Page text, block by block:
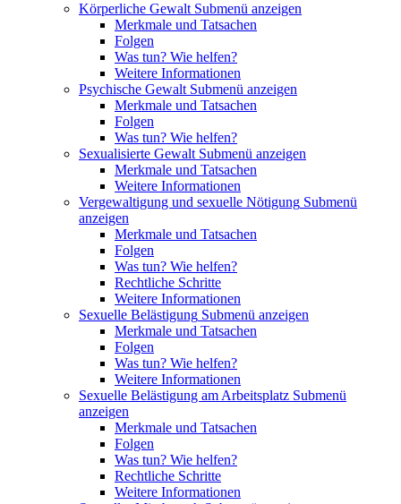
Körperliche Gewalt Submenü anzeigen
Merkmale und Tatsachen
Folgen
Was tun? Wie helfen?
Weitere Informationen
Psychische Gewalt Submenü anzeigen
Merkmale und Tatsachen
Folgen
Was tun? Wie helfen?
Sexualisierte Gewalt Submenü anzeigen
Merkmale und Tatsachen
Weitere Informationen
Vergewaltigung und sexuelle Nötigung Submenü
anzeigen
Merkmale und Tatsachen
Folgen
Was tun? Wie helfen?
Rechtliche Schritte
Weitere Informationen
Sexuelle Belästigung Submenü anzeigen
Merkmale und Tatsachen
Folgen
Was tun? Wie helfen?
Weitere Informationen
Sexuelle Belästigung am Arbeitsplatz Submenü
anzeigen
Merkmale und Tatsachen
Folgen
Was tun? Wie helfen?
Rechtliche Schritte
Weitere Informationen